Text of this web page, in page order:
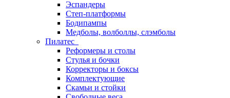
Эспандеры
Степ-платформы
Бодипампы
Медболы, волболлы, слэмболы
Пилатес
Реформеры и столы
Стулья и бочки
Корректоры и боксы
Комплектующие
Скамьи и стойки